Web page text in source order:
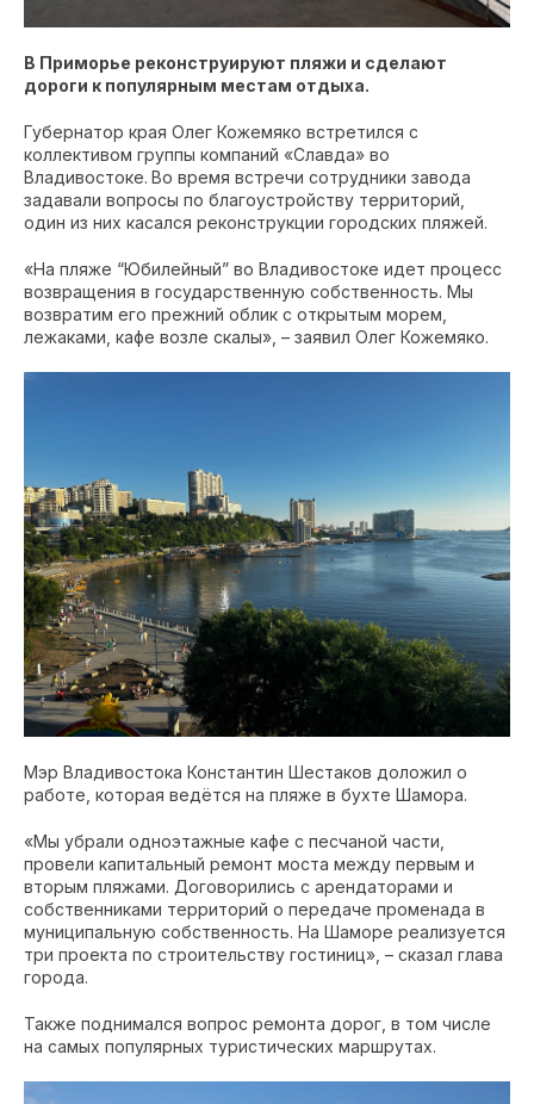
В Приморье реконструируют пляжи и сделают
дороги к популярным местам отдыха.
Губернатор края Олег Кожемяко встретился с
коллективом группы компаний «Славда» во
Владивостоке. Во время встречи сотрудники завода
задавали вопросы по благоустройству территорий,
один из них касался реконструкции городских пляжей.
«На пляже “Юбилейный” во Владивостоке идет процесс
возвращения в государственную собственность. Мы
возвратим его прежний облик с открытым морем,
лежаками, кафе возле скалы», – заявил Олег Кожемяко.
Мэр Владивостока Константин Шестаков доложил о
работе, которая ведётся на пляже в бухте Шамора.
«Мы убрали одноэтажные кафе с песчаной части,
провели капитальный ремонт моста между первым и
вторым пляжами. Договорились с арендаторами и
собственниками территорий о передаче променада в
муниципальную собственность. На Шаморе реализуется
три проекта по строительству гостиниц», – сказал глава
города.
Также поднимался вопрос ремонта дорог, в том числе
на самых популярных туристических маршрутах.